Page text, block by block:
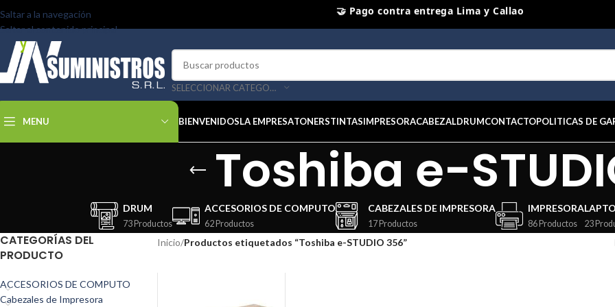
Saltar a la navegación
Saltar al contenido principal
⭐ Productos Originales y Nuevos
SELECCIONAR CATEGORÍA
MENU BIENVENIDOSLA EMPRESATONERSTINTASIMPRESORACABEZALDRUMCONTACTOPOLITICAS DE
Toshiba e-
DRUM
73 Productos
ACCESORIOS DE COMPUTO
62 Productos
CABEZALES DE IMPRESORA
17 Productos
IMPRESORA
86 Productos 23
CATEGORÍAS DEL
PRODUCTO
ACCESORIOS DE COMPUTO
Cabezales de Impresora
Inicio/Productos etiquetados “Toshiba e-STUDIO 356”